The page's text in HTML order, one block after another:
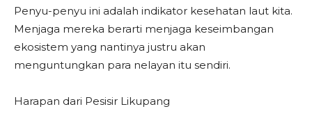
Penyu-penyu ini adalah indikator kesehatan laut kita.
Menjaga mereka berarti menjaga keseimbangan
ekosistem yang nantinya justru akan
menguntungkan para nelayan itu sendiri.
Harapan dari Pesisir Likupang